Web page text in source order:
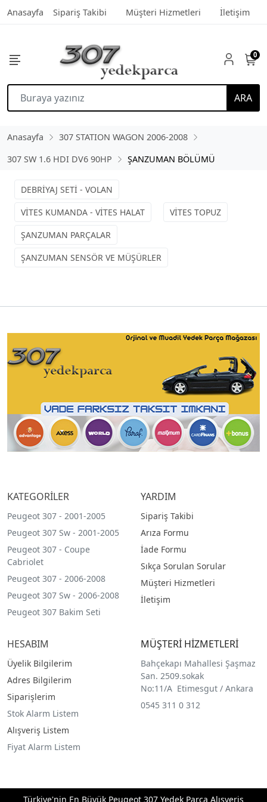
Anasayfa Sipariş Takibi Müşteri Hizmetleri İletişim
ARA
0
Anasayfa
307 STATION WAGON 2006-2008
307 SW 1.6 HDI DV6 90HP
ŞANZUMAN BÖLÜMÜ
DEBRİYAJ SETİ - VOLAN
VİTES KUMANDA - VİTES HALAT
VİTES TOPUZ
ŞANZUMAN PARÇALAR
ŞANZUMAN SENSÖR VE MÜŞÜRLER
KATEGORİLER
Peugeot 307 - 2001-2005
Peugeot 307 Sw - 2001-2005
Peugeot 307 - Coupe
Cabriolet
Peugeot 307 - 2006-2008
Peugeot 307 Sw - 2006-2008
Peugeot 307 Bakim Seti
YARDIM
Sipariş Takibi
Arıza Formu
İade Formu
Sıkça Sorulan Sorular
Müşteri Hizmetleri
İletişim
HESABIM
Üyelik Bilgilerim
Adres Bilgilerim
Siparişlerim
Stok Alarm Listem
Alışveriş Listem
Fiyat Alarm Listem
MÜŞTERİ HİZMETLERİ
Bahçekapı Mahallesi Şaşmaz
San. 2509.sokak
No:11/A Etimesgut / Ankara
0545 311 0 312
Türkiye'nin En Büyük Peugeot 307 Yedek Parça Alışveriş